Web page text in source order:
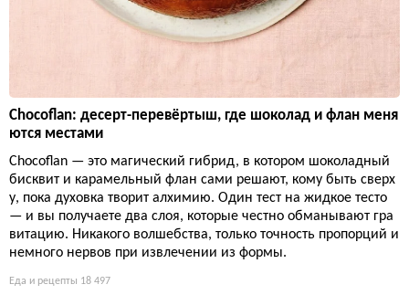
Chocoflan: десерт-перевёртыш, где шоколад и флан меня
ются местами
Chocoflan — это магический гибрид, в котором шоколадный
бисквит и карамельный флан сами решают, кому быть сверх
у, пока духовка творит алхимию. Один тест на жидкое тесто
— и вы получаете два слоя, которые честно обманывают гра
витацию. Никакого волшебства, только точность пропорций и
немного нервов при извлечении из формы.
Еда и рецепты 18 497